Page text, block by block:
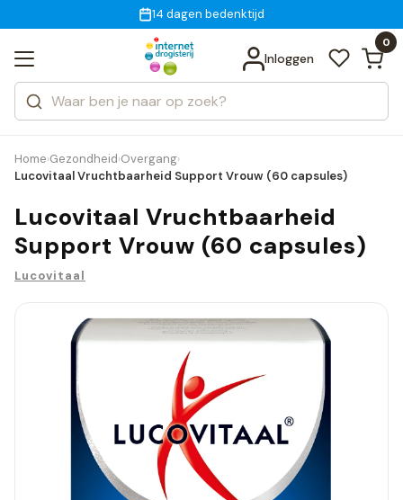
voor 18:00 uur besteld
Gratis bezorging
14 dagen bedenktijd
Inloggen
0
Zoeken
Categorieën
Merken
Bekijk alle resultaten
Home›Gezondheid›Overgang›
Lucovitaal Vruchtbaarheid Support Vrouw (60 capsules)
Lucovitaal Vruchtbaarheid
Support Vrouw (60 capsules)
Lucovitaal